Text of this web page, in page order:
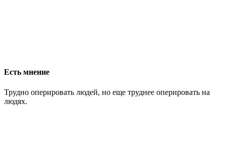
Есть мнение
Трудно оперировать людей, но еще труднее оперировать на
людях.